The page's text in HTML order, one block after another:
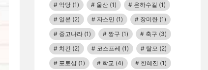
악당 (1) 울산 (1) 은하수길 (1)
일본 (2) 자스민 (1) 장미란 (1)
중고나라 (1) 짱구 (1) 축구 (3)
치킨 (2) 코스프레 (1) 탈모 (2)
포토샵 (1) 학교 (4) 한혜진 (1)